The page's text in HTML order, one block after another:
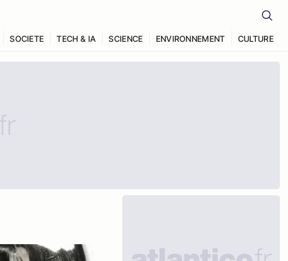
SOCIETE TECH & IA SCIENCE ENVIRONNEMENT CULTURE